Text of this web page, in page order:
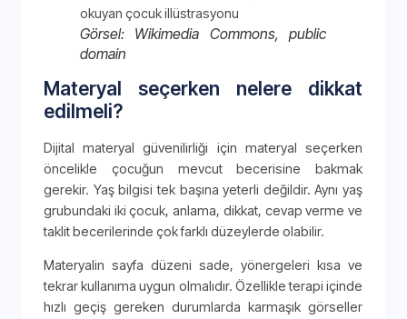
Görsel: Wikimedia Commons, public
domain
Materyal seçerken nelere dikkat
edilmeli?
Dijital materyal güvenilirliği için materyal seçerken
öncelikle çocuğun mevcut becerisine bakmak
gerekir. Yaş bilgisi tek başına yeterli değildir. Aynı yaş
grubundaki iki çocuk, anlama, dikkat, cevap verme ve
taklit becerilerinde çok farklı düzeylerde olabilir.
Materyalin sayfa düzeni sade, yönergeleri kısa ve
tekrar kullanıma uygun olmalıdır. Özellikle terapi içinde
hızlı geçiş gereken durumlarda karmaşık görseller